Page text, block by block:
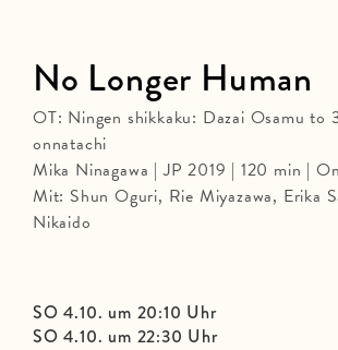
SO 4.10. um 20:10 Uhr
SO 4.10. um 22:30 Uhr
No Longer Human
OT: Ningen shikkaku: Dazai Osamu to
onnatachi
Mika Ninagawa | JP 2019 | 120 min |
Mit: Shun Oguri, Rie Miyazawa, Erika
Nikaido